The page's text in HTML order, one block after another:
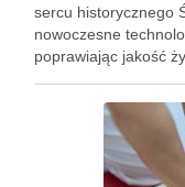
sercu historycznego
nowoczesne
poprawiając jakość
dostawców
szybkie połączenia